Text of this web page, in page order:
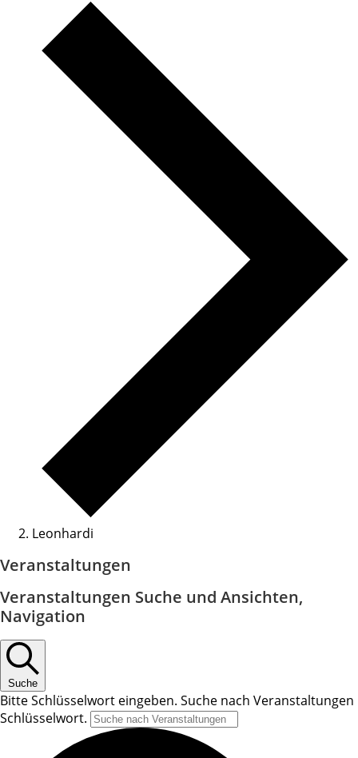
Leonhardi
Veranstaltungen
Veranstaltungen Suche und Ansichten,
Navigation
Suche
Bitte Schlüsselwort eingeben. Suche nach Veranstaltungen
Schlüsselwort.